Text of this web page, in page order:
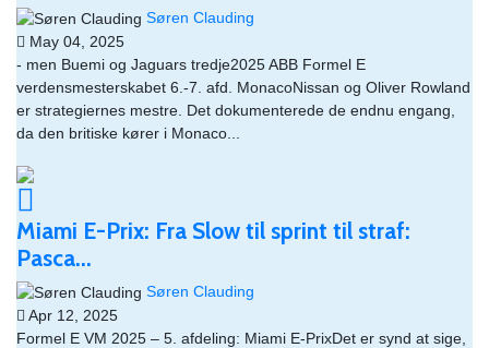
Søren Clauding
May 04, 2025
- men Buemi og Jaguars tredje2025 ABB Formel E
verdensmesterskabet 6.-7. afd. MonacoNissan og Oliver Rowland
er strategiernes mestre. Det dokumenterede de endnu engang,
da den britiske kører i Monaco...
Miami E-Prix: Fra Slow til sprint til straf:
Pasca...
Søren Clauding
Apr 12, 2025
Formel E VM 2025 – 5. afdeling: Miami E-PrixDet er synd at sige,